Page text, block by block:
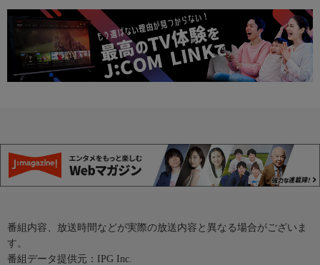
番組内容、放送時間などが実際の放送内容と異なる場合がございま
す。
番組データ提供元：IPG Inc.